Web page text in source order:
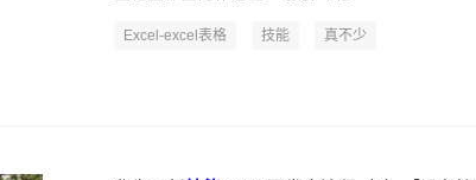
Excel-excel表格 技能 真不少